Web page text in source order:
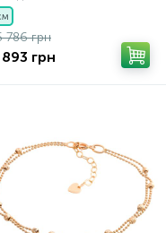
786 грн
грн